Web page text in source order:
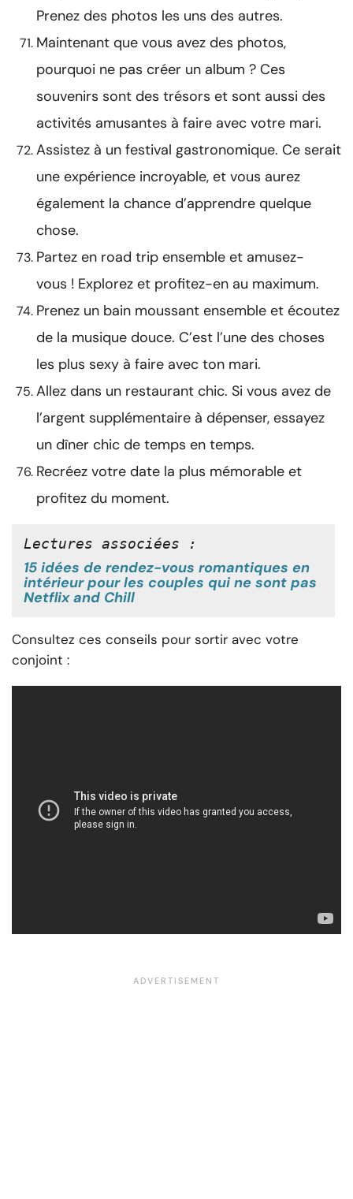
Prenez des photos les uns des autres.
Maintenant que vous avez des photos,
pourquoi ne pas créer un album ? Ces
souvenirs sont des trésors et sont aussi des
activités amusantes à faire avec votre mari.
Assistez à un festival gastronomique. Ce serait
une expérience incroyable, et vous aurez
également la chance d’apprendre quelque
chose.
Partez en road trip ensemble et amusez-
vous ! Explorez et profitez-en au maximum.
Prenez un bain moussant ensemble et écoutez
de la musique douce. C’est l’une des choses
les plus sexy à faire avec ton mari.
Allez dans un restaurant chic. Si vous avez de
l’argent supplémentaire à dépenser, essayez
un dîner chic de temps en temps.
Recréez votre date la plus mémorable et
profitez du moment.
Lectures associées :
15 idées de rendez-vous romantiques en
intérieur pour les couples qui ne sont pas
Netflix and Chill
Consultez ces conseils pour sortir avec votre
conjoint :